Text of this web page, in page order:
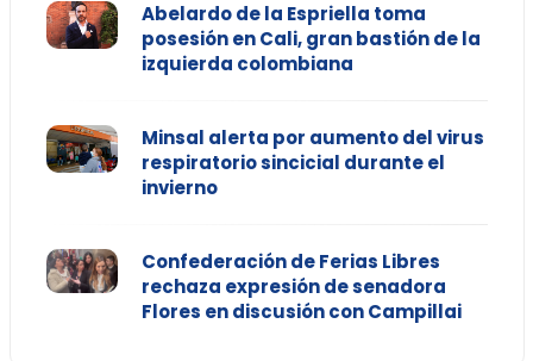
Abelardo de la Espriella toma
posesión en Cali, gran bastión de la
izquierda colombiana
Minsal alerta por aumento del virus
respiratorio sincicial durante el
invierno
Confederación de Ferias Libres
rechaza expresión de senadora
Flores en discusión con Campillai